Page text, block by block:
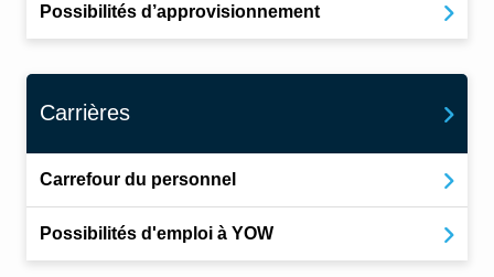
Possibilités d’approvisionnement
Carrières
Carrefour du personnel
Possibilités d'emploi à YOW